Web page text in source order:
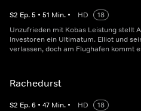
S2 Ep.5 • 51 Min. • HD
18
Unzufrieden mit Kobas Leistung stellt
Investoren ein Ultimatum. Elliot und
verlassen, doch am Flughafen kommt
Rachedurst
S2 Ep.6 • 47 Min. • HD
18